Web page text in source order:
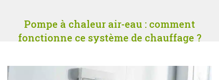
Pompe à chaleur air-eau : comment
fonctionne ce système de chauffage ?